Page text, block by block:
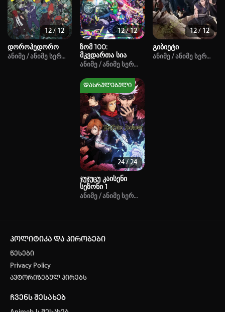
12 / 12
დოროჰედორო
Ანიმე / Ანიმე Სერიალი / Მაგიური / Საბრძოლო Ხელოვნება /
12 / 12
ზომ 100:
მკვდართა სია
Ანიმე / Ანიმე Სერიალი / Მოქმედებითი /
12 / 12
გიბიეტი
Ანიმე / Ანიმე
დასრულებული
24 / 24
ჯუჯუცუ კაისენი
სეზონი 1
Ანიმე / Ანიმე Სერიალი / Სკოლა / Შონენი /
პოლიტიკა და პირობები
წესები
Privacy Policy
ავტორიზებულ პირებს
ჩვენს შესახებ